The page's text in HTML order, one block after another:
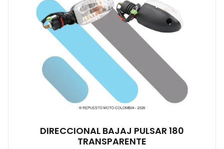
DIRECCIONAL BAJAJ PULSAR 180
TRANSPARENTE